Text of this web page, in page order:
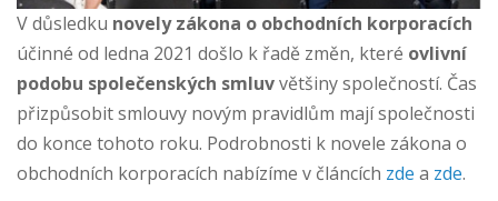
V důsledku novely zákona o obchodních korporacích
účinné od ledna 2021 došlo k řadě změn, které ovlivní
podobu společenských smluvvětšiny společností. Čas
přizpůsobit smlouvy novým pravidlům mají společnosti
do konce tohoto roku. Podrobnosti k novele zákona o
obchodních korporacích nabízíme v článcích zde a zde.